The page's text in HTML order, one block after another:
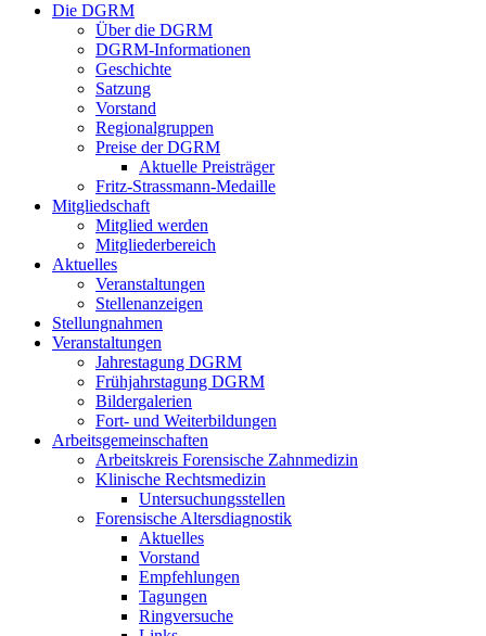
Die DGRM
Über die DGRM
DGRM-Informationen
Geschichte
Satzung
Vorstand
Regionalgruppen
Preise der DGRM
Aktuelle Preisträger
Fritz-Strassmann-Medaille
Mitgliedschaft
Mitglied werden
Mitgliederbereich
Aktuelles
Veranstaltungen
Stellenanzeigen
Stellungnahmen
Veranstaltungen
Jahrestagung DGRM
Frühjahrstagung DGRM
Bildergalerien
Fort- und Weiterbildungen
Arbeitsgemeinschaften
Arbeitskreis Forensische Zahnmedizin
Klinische Rechtsmedizin
Untersuchungsstellen
Forensische Altersdiagnostik
Aktuelles
Vorstand
Empfehlungen
Tagungen
Ringversuche